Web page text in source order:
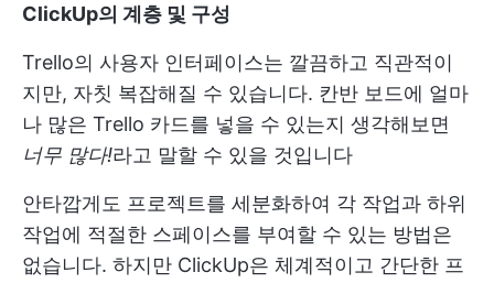
ClickUp의 계층 및 구성
Trello의 사용자 인터페이스는 깔끔하고 직관적이
지만, 자칫 복잡해질 수 있습니다. 칸반 보드에 얼마
나 많은 Trello 카드를 넣을 수 있는지 생각해보면
너무 많다!라고 말할 수 있을 것입니다
안타깝게도 프로젝트를 세분화하여 각 작업과 하위
작업에 적절한 스페이스를 부여할 수 있는 방법은
없습니다. 하지만 ClickUp은 체계적이고 간단한 프